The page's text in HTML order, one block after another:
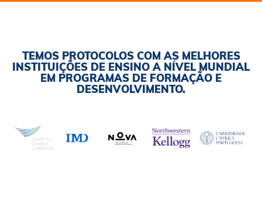
TEMOS PROTOCOLOS COM AS MELHORES
INSTITUIÇÕES DE ENSINO A NÍVEL MUNDIAL
EM PROGRAMAS DE FORMAÇÃO E
DESENVOLVIMENTO.